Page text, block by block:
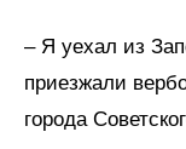
– Я уехал из
приезжали
города